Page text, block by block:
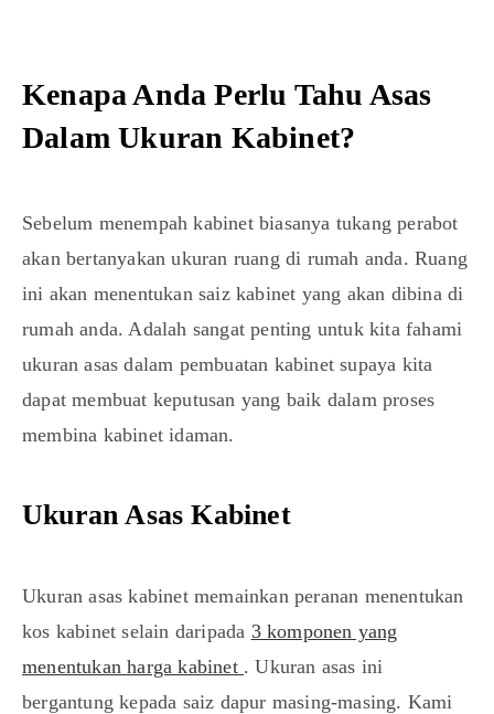
Kenapa Anda Perlu Tahu Asas
Dalam Ukuran Kabinet?
Sebelum menempah kabinet biasanya tukang perabot
akan bertanyakan ukuran ruang di rumah anda. Ruang
ini akan menentukan saiz kabinet yang akan dibina di
rumah anda. Adalah sangat penting untuk kita fahami
ukuran asas dalam pembuatan kabinet supaya kita
dapat membuat keputusan yang baik dalam proses
membina kabinet idaman.
Ukuran Asas Kabinet
Ukuran asas kabinet memainkan peranan menentukan
kos kabinet selain daripada 3 komponen yang
menentukan harga kabinet . Ukuran asas ini
bergantung kepada saiz dapur masing-masing. Kami